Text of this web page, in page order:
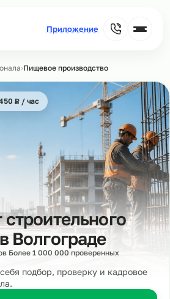
›Пищевое производство
₽
Р/ час
Волгограде
Более 1 000 000 проверенных
подбор, проверку и кадровое